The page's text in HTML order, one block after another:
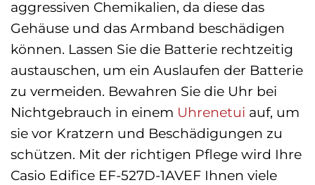
aggressiven Chemikalien, da diese das
Gehäuse und das Armband beschädigen
können. Lassen Sie die Batterie rechtzeitig
austauschen, um ein Auslaufen der Batterie
zu vermeiden. Bewahren Sie die Uhr bei
Nichtgebrauch in einem Uhrenetui auf, um
sie vor Kratzern und Beschädigungen zu
schützen. Mit der richtigen Pflege wird Ihre
Casio Edifice EF-527D-1AVEF Ihnen viele